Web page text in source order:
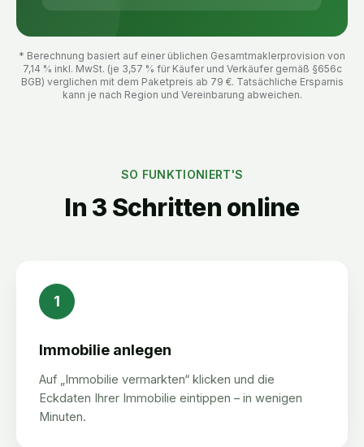
* Berechnung basiert auf einer üblichen Gesamtmaklerprovision von
7,14 % inkl. MwSt. (je 3,57 % für Käufer und Verkäufer gemäß §656c
BGB) verglichen mit dem Paketpreis ab 79 €. Tatsächliche Ersparnis
kann je nach Region und Vereinbarung abweichen.
SO FUNKTIONIERT'S
In 3 Schritten online
1
Immobilie anlegen
Auf „Immobilie vermarkten“ klicken und die
Eckdaten Ihrer Immobilie eintippen – in wenigen
Minuten.